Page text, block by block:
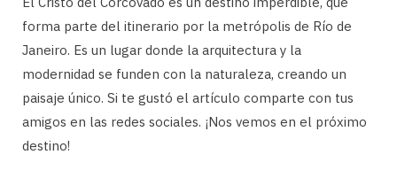
forma parte del itinerario por la metrópolis de Río de
Janeiro. Es un lugar donde la arquitectura y la
modernidad se funden con la naturaleza, creando un
paisaje único. Si te gustó el artículo comparte con tus
amigos en las redes sociales. ¡Nos vemos en el próximo
destino!